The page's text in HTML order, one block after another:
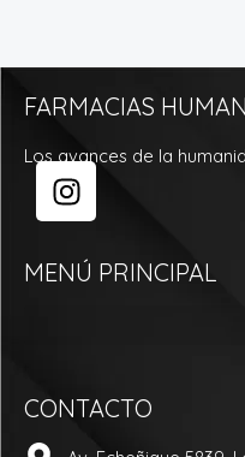
FARMACIAS
Los avances de la
I
n
t
m
MENÚ PRINCIPAL
CONTACTO